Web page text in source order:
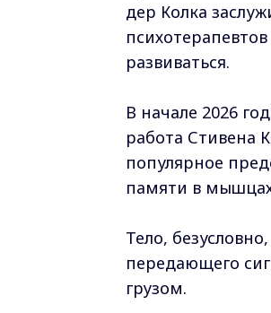
дер Колка
развиваться.
В начале 2026
работа Стивена
популярное
памяти в мышцах
Тело,
передающего
грузом.